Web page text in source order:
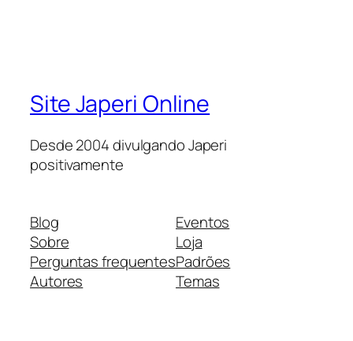
Site Japeri Online
Desde 2004 divulgando Japeri
positivamente
Blog
Sobre
Perguntas frequentes
Autores
Eventos
Loja
Padrões
Temas